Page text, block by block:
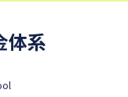
体系